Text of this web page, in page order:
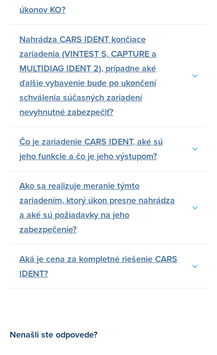
úkonov KO?
Nahrádza CARS IDENT končiace
zariadenia (VINTEST S, CAPTURE a
MULTIDIAG IDENT 2), prípadne aké
ďalšie vybavenie bude po ukončení
schválenia súčasných zariadení
nevyhnutné zabezpečiť?
Čo je zariadenie CARS IDENT, aké sú
jeho funkcie a čo je jeho výstupom?
Ako sa realizuje meranie týmto
zariadením, ktorý úkon presne nahrádza
a aké sú požiadavky na jeho
zabezpečenie?
Aká je cena za kompletné riešenie CARS
IDENT?
Nenašli ste odpovede?